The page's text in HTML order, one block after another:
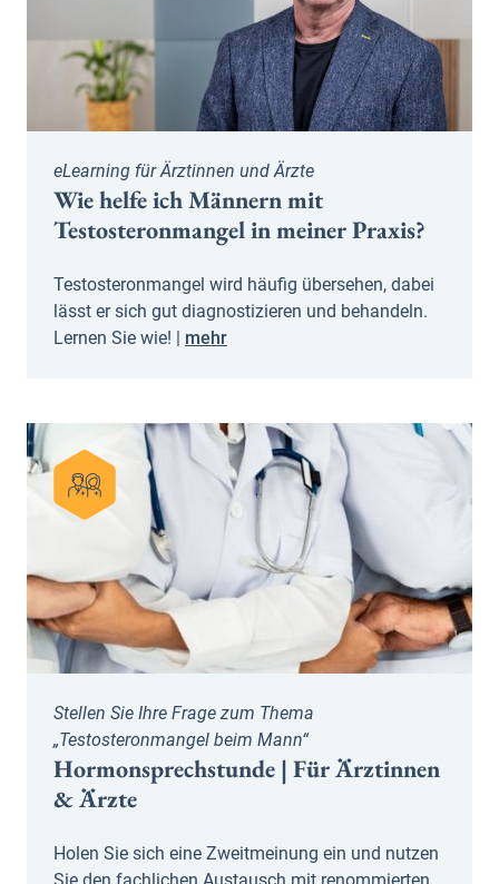
eLearning für Ärztinnen und Ärzte
Wie helfe ich Männern mit
Testosteronmangel in meiner Praxis?
Testosteronmangel wird häufig übersehen, dabei
lässt er sich gut diagnostizieren und behandeln.
Lernen Sie wie! | mehr
Stellen Sie Ihre Frage zum Thema
„Testosteronmangel beim Mann“
Hormonsprechstunde | Für Ärztinnen
& Ärzte
Holen Sie sich eine Zweitmeinung ein und nutzen